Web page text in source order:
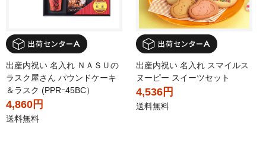
出産内祝い 名入れ ＮＡＳＵの
ラスク屋さん パウンドケーキ
＆ラスク (PPRｰ45BC）
4,860円
送料無料
出産内祝い 名入れ スマイルス
ヌーピー スイーツセット
4,536円
送料無料